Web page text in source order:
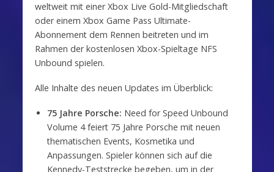
weltweit mit einer Xbox Live Gold-Mitgliedschaft
oder einem Xbox Game Pass Ultimate-
Abonnement dem Rennen beitreten und im
Rahmen der kostenlosen Xbox-Spieltage NFS
Unbound spielen.
Alle Inhalte des neuen Updates im Überblick:
75 Jahre Porsche: Need for Speed Unbound
Volume 4 feiert 75 Jahre Porsche mit neuen
thematischen Events, Kosmetika und
Anpassungen. Spieler können sich auf die
Kennedy-Teststrecke begeben, um in der